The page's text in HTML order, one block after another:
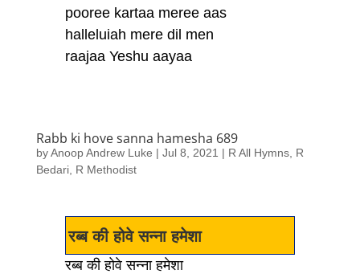
pooree kartaa meree aas
halleluiah mere dil men
raajaa Yeshu aayaa
Rabb ki hove sanna hamesha 689
byAnoop Andrew Luke | Jul 8, 2021 | R All Hymns, R
Bedari, R Methodist
रब्ब की होवे सन्ना हमेशा
रब्ब की होवे सन्ना हमेशा